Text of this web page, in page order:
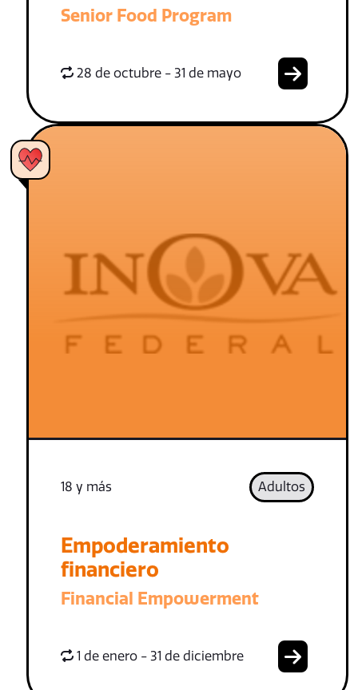
Senior Food Program
28 de octubre - 31 de mayo
18 y más Adultos
Empoderamiento
financiero
Financial Empowerment
1 de enero - 31 de diciembre